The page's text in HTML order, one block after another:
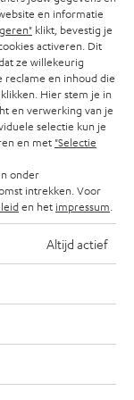
frappe et d’autres
partie du contenu de
inclus dans le prix.
en informatie
klikt, bevestig je
activeren. Dit
ze willekeurig
reclame en inhoud die
Hier stem je in
en verwerking van je
selectie kun je
en met "Selectie
onder
intrekken. Voor
en het impressum
Altijd actief